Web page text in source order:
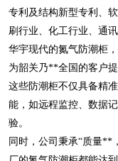
专利及结构新型专利、
刷行业、化工行业、通
华宇现代的氮气防潮柜
为韶关乃**全国的客户
这些防潮柜不仅具备精
能，如远程监控、数据
验。
同时，公司秉承“质量**